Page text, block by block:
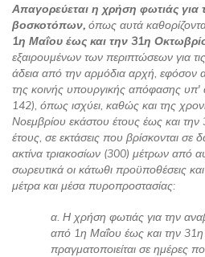
Απαγορεύεται η χρήση φωτιάς
βοσκοτόπων, όπως αυτά
1η Μαΐου έως και την 31η
εξαιρουμένων των περιπτώσεων για
άδεια από την αρμόδια αρχή, εφόσον
της κοινής υπουργικής απόφασης
142), όπως ισχύει, καθώς και της
Νοεμβρίου εκάστου έτους έως και
έτους, σε εκτάσεις που βρίσκονται σε
ακτίνα τριακοσίων (300) μέτρων από
σωρευτικά οι κάτωθι προϋποθέσεις
μέτρα και μέσα πυροπροστασίας:
α. Η χρήση φωτιάς για την
από 1η Μαΐου έως και την
πραγματοποιείται σε ημέρες